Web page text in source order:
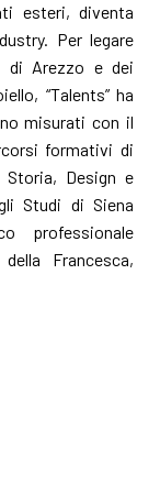
esteri, diventa
Per legare
di Arezzo e dei
“Talents” ha
misurati con il
formativi di
Design e
Studi di Siena
professionale
Francesca,